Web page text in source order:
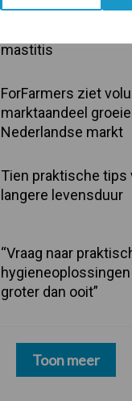
De speenhuid: een
mastitis
ForFarmers ziet
marktaandeel
Nederlandse markt
Tien praktische tips
langere levensduur
“Vraag naar
groter dan ooit”
Toon meer